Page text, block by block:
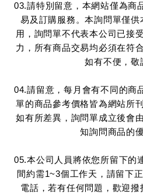
03.請特別留意，本網站僅為商
易及訂購服務。本詢問單僅
用，詢問單不代表本公司已接
力，所有商品交易均必須在符
如有不便，敬
04.請留意，每月會有不同的商
單的商品參考價格皆為網站所
如有所差異，詢問單成立後會
知詢問商品的
05.本公司人員將依您所留下的
間約需1~3個工作天，請留下
電話，若有任何問題，歡迎撥